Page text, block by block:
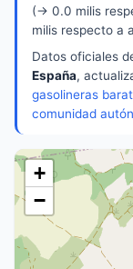
(→ 0.0 milis
milis respecto a
Datos oficiales
España,
gasolineras
comunidad
+
−